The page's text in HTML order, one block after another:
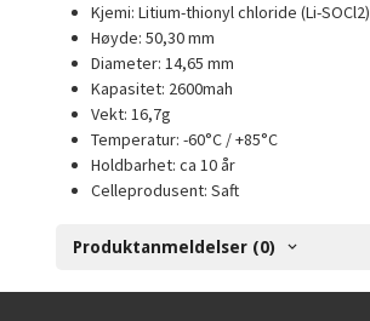
Kjemi: Litium-thionyl chloride (Li-SOCl2)
Høyde: 50,30 mm
Diameter: 14,65 mm
Kapasitet: 2600mah
Vekt: 16,7g
Temperatur: -60°C / +85°C
Holdbarhet: ca 10 år
Celleprodusent: Saft
Produktanmeldelser (0)